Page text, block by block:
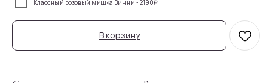
Классный розовый мишка Винни - 2190₽
В корзину